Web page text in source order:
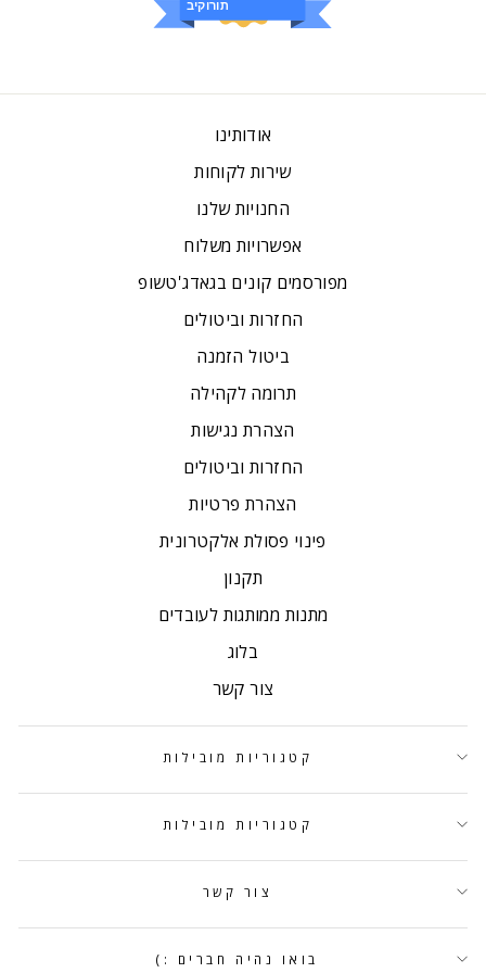
ביקורות
אודותינו
שירות לקוחות
החנויות שלנו
אפשרויות משלוח
מפורסמים קונים בגאדג'טשופ
החזרות וביטולים
ביטול הזמנה
תרומה לקהילה
הצהרת נגישות
החזרות וביטולים
הצהרת פרטיות
פינוי פסולת אלקטרונית
תקנון
מתנות ממותגות לעובדים
בלוג
צור קשר
קטגוריות מובילות
קטגוריות מובילות
צור קשר
בואו נהיה חברים :)